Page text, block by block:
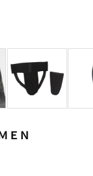
ＥＮ